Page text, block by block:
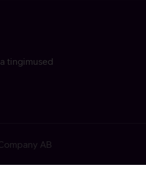
tingimused
AB